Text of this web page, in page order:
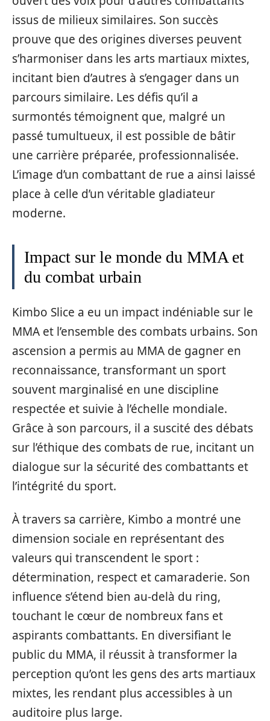
issus de milieux similaires. Son succès
prouve que des origines diverses peuvent
s’harmoniser dans les arts martiaux mixtes,
incitant bien d’autres à s’engager dans un
parcours similaire. Les défis qu’il a
surmontés témoignent que, malgré un
passé tumultueux, il est possible de bâtir
une carrière préparée, professionnalisée.
L’image d’un combattant de rue a ainsi laissé
place à celle d’un véritable gladiateur
moderne.
Impact sur le monde du MMA et
du combat urbain
Kimbo Slice a eu un impact indéniable sur le
MMA et l’ensemble des combats urbains. Son
ascension a permis au MMA de gagner en
reconnaissance, transformant un sport
souvent marginalisé en une discipline
respectée et suivie à l’échelle mondiale.
Grâce à son parcours, il a suscité des débats
sur l’éthique des combats de rue, incitant un
dialogue sur la sécurité des combattants et
l’intégrité du sport.
À travers sa carrière, Kimbo a montré une
dimension sociale en représentant des
valeurs qui transcendent le sport :
détermination, respect et camaraderie. Son
influence s’étend bien au-delà du ring,
touchant le cœur de nombreux fans et
aspirants combattants. En diversifiant le
public du MMA, il réussit à transformer la
perception qu’ont les gens des arts martiaux
mixtes, les rendant plus accessibles à un
auditoire plus large.